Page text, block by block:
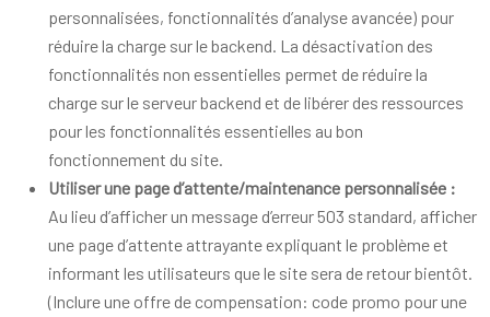
personnalisées, fonctionnalités d’analyse avancée) pour
réduire la charge sur le backend. La désactivation des
fonctionnalités non essentielles permet de réduire la
charge sur le serveur backend et de libérer des ressources
pour les fonctionnalités essentielles au bon
fonctionnement du site.
Utiliser une page d’attente/maintenance personnalisée :
Au lieu d’afficher un message d’erreur 503 standard, afficher
une page d’attente attrayante expliquant le problème et
informant les utilisateurs que le site sera de retour bientôt.
(Inclure une offre de compensation: code promo pour une